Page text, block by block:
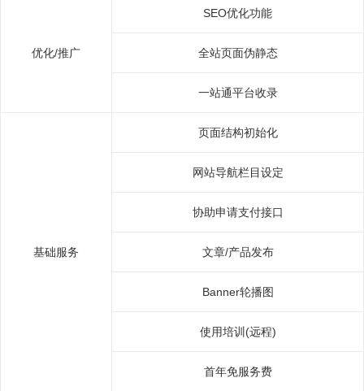
优化/推广
SEO优化功能
全站页面伪静态
一站通平台收录
基础服务
页面结构初始化
网站导航栏目设定
协助申请支付接口
文章/产品发布
Banner轮播图
使用培训(远程)
首年免服务费